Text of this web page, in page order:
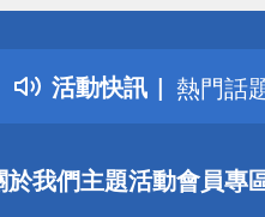
活動快訊
詐騙網
得獎公
熱門話
銀行優
詐騙網
於我們主題活動會員專